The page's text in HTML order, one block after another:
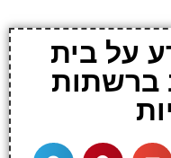
על בית
ברשתות